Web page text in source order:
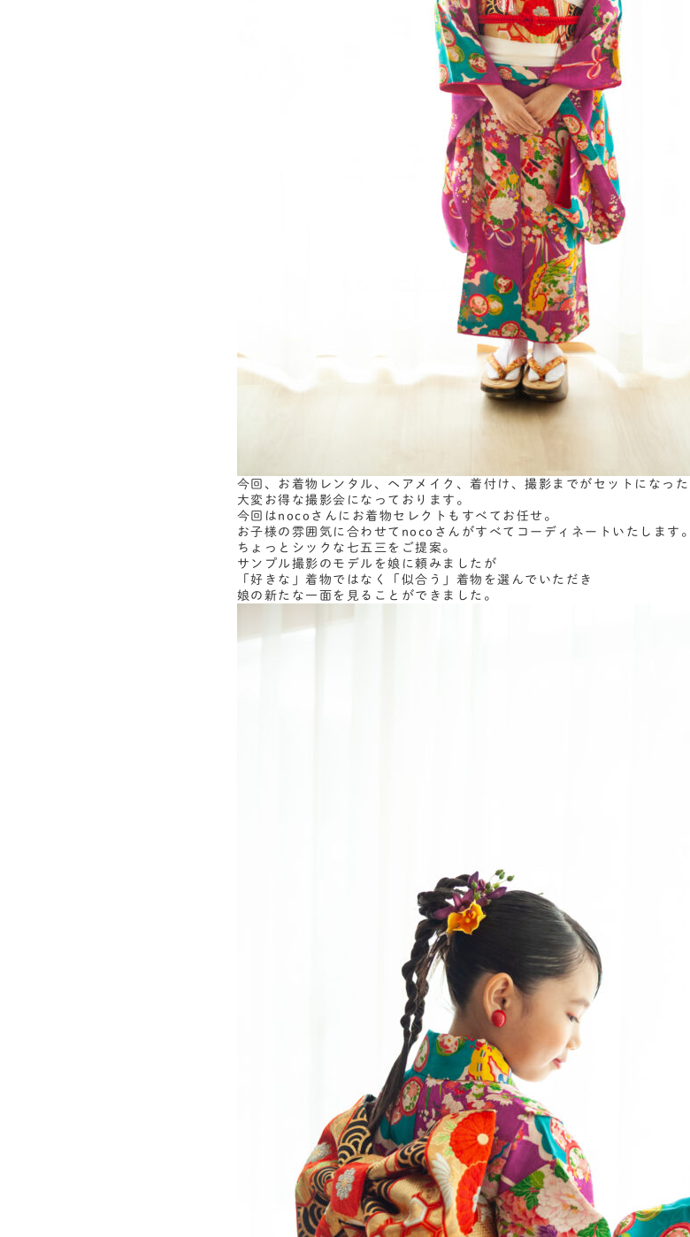
今回、お着物レンタル、ヘアメイク、着付け、撮影までがセットになった
大変お得な撮影会になっております。
今回はnocoさんにお着物セレクトもすべてお任せ。
お子様の雰囲気に合わせてnocoさんがすべてコーディネートいたします。
ちょっとシックな七五三をご提案。
サンプル撮影のモデルを娘に頼みましたが
「好きな」着物ではなく「似合う」着物を選んでいただき
娘の新たな一面を見ることができました。